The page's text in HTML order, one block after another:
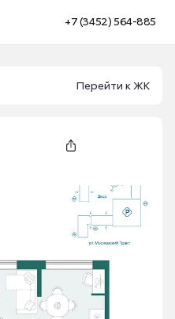
+7 (3452) 564-885
Перейти к ЖК